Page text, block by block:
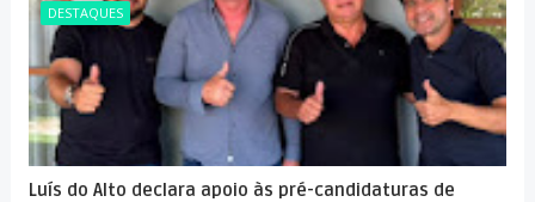
DESTAQUES
Luís do Alto declara apoio às pré-candidaturas de